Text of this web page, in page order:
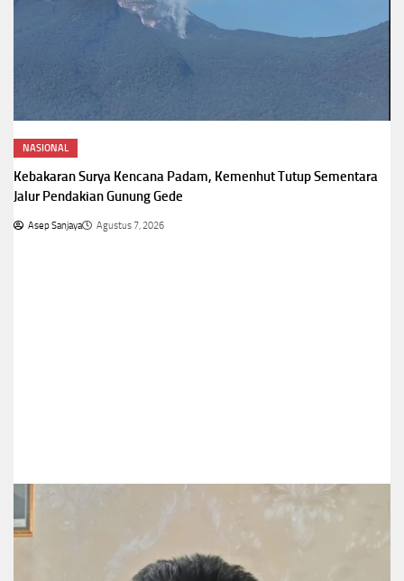
NASIONAL
Kebakaran Surya Kencana Padam, Kemenhut Tutup Sementara
Jalur Pendakian Gunung Gede
Asep Sanjaya Agustus 7, 2026